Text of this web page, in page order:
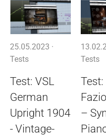
25.05.2023 ·
Tests
Test: VSL
German
Upright 1904
- Vintage-
Tests
Test:
–